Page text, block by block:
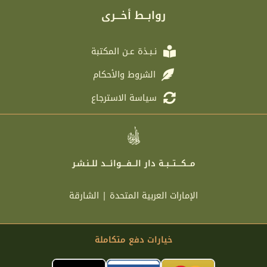
o
k
r
روابــط أخـــرى
نـبـذة عـن المكتبة
الشروط والأحكام
سياسة الاسترجاع
مـــكــــتـــبــة دار الـــفــــوائـــد للــنـشـر
الإمارات العربية المتحدة | الشارقة
خيارات دفع متكاملة